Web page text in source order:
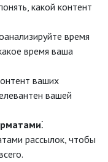
какой контент
время
время ваша
ваших
вашей
⁚
рассылок, чтобы